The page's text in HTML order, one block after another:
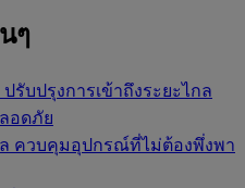
ๆ
ปรับปรุงการเข้าถึงระยะไกล
อดภัย
ควบคุมอุปกรณ์ที่ไม่ต้องพึ่งพา